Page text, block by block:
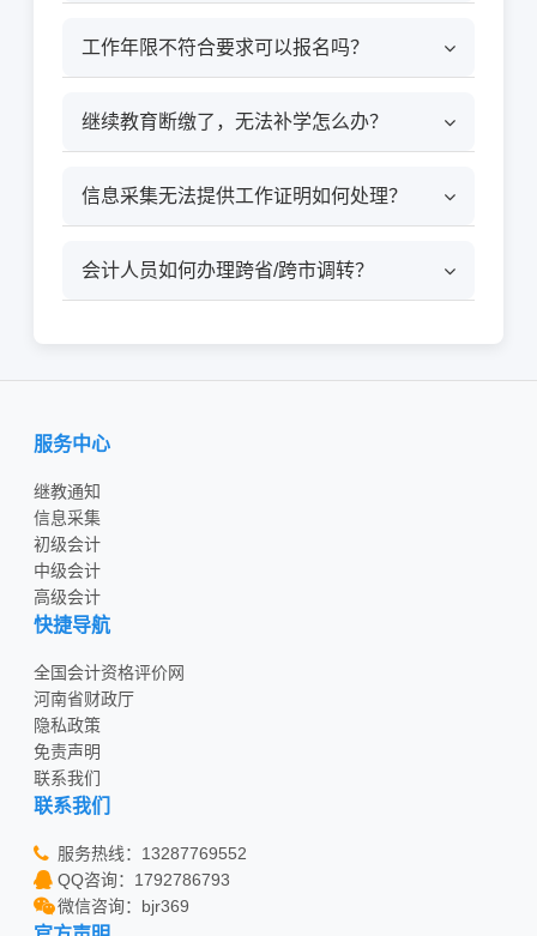
工作年限不符合要求可以报名吗？
继续教育断缴了，无法补学怎么办？
信息采集无法提供工作证明如何处理？
会计人员如何办理跨省/跨市调转？
服务中心
继教通知
信息采集
初级会计
中级会计
高级会计
快捷导航
全国会计资格评价网
河南省财政厅
隐私政策
免责声明
联系我们
联系我们
服务热线：13287769552
QQ咨询：1792786793
微信咨询：bjr369